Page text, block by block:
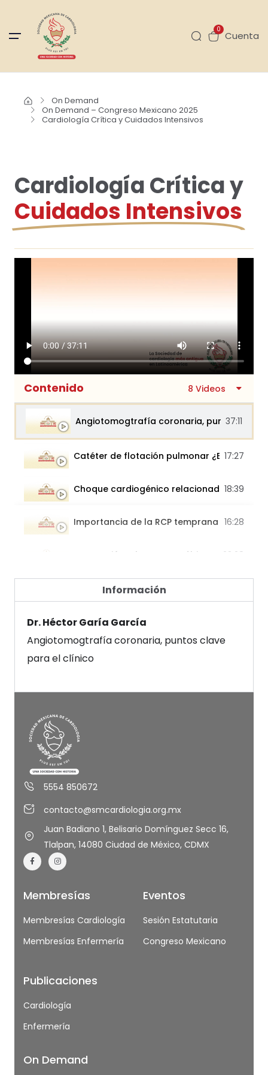
0
Cuenta
On Demand
On Demand – Congreso Mexicano 2025
Cardiología Crítica y Cuidados Intensivos
Cardiología Crítica y
Cuidados Intensivos
Contenido 8 Videos
Angiotomogtrafía coronaria, puntos37:11
Catéter de flotación pulmonar ¿Está17:27
Choque cardiogénico relacionado a IC vs...
18:39
Importancia de la RCP temprana en la so...
16:28
La atención a la muerte súbita extra hos...
23:28
Paro cardíaco y muerte súbita un probl...
Prevención de enfermedad cardiovascular...
Prevención de muerte súbita en el atleta...
Información
Dr. Héctor Garía García
Angiotomogtrafía coronaria, puntos clave
para el clínico
5554 850672
contacto@smcardiologia.org.mx
Juan Badiano 1, Belisario Domínguez Secc 16,
Tlalpan, 14080 Ciudad de México, CDMX
Membresías
Membresías Cardiología
Membresías Enfermería
Publicaciones
Cardiología
Enfermería
Eventos
Sesión Estatutaria
Congreso Mexicano
On Demand